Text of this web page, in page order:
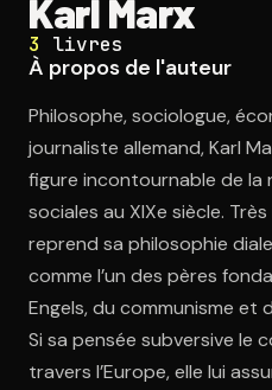
Karl Marx
3 livres
À propos de l'auteur
Philosophe, sociologue,
journaliste allemand, Karl
figure incontournable de la
sociales au XIXe siècle.
reprend sa philosophie
comme l’un des pères
Engels, du communisme et
Si sa pensée subversive le
travers l’Europe, elle lui